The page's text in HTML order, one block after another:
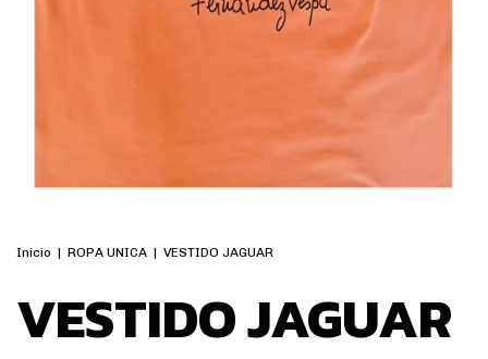
Inicio | ROPA UNICA | VESTIDO JAGUAR
VESTIDO JAGUAR